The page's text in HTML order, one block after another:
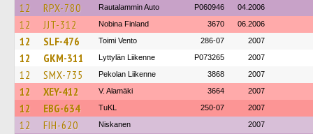
12 RPX-780 Rautalammin Auto P060946 04.2006
12 JJT-312 Nobina Finland 3670 06.2006
12 SLF-476 Toimi Vento 286-07 2007
12 GKM-311 Lyttylän Liikenne P073265 2007
12 SMX-735 Pekolan Liikenne 3868 2007
12 XEY-412 V. Alamäki 3664 2007
12 EBG-634 TuKL 250-07 2007
12 FIH-620 Niskanen 2007